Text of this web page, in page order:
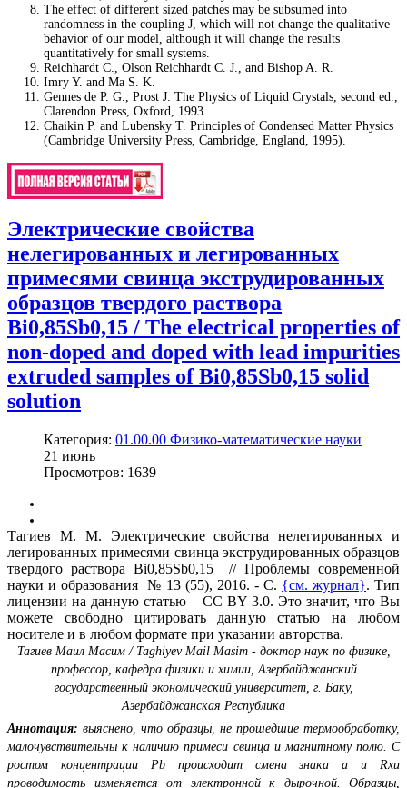
The effect of different sized patches may be subsumed into
randomness in the coupling J, which will not change the qualitative
behavior of our model, although it will change the results
quantitatively for small systems.
Reichhardt C., Olson Reichhardt C. J., and Bishop A. R.
Imry Y. and Ma S. K.
Gennes de P. G., Prost J. The Physics of Liquid Crystals, second ed.,
Clarendon Press, Oxford, 1993.
Chaikin P. and Lubensky T. Principles of Condensed Matter Physics
(Cambridge University Press, Cambridge, England, 1995).
Электрические свойства
нелегированных и легированных
примесями свинца экструдированных
образцов твердого раствора
Bi0,85Sb0,15 / The electrical properties of
non-doped and doped with lead impurities
extruded samples of Bi0,85Sb0,15 solid
solution
Категория: 01.00.00 Физико-математические науки
21 июнь
Просмотров: 1639
Тагиев М. М. Электрические свойства нелегированных и
легированных примесями свинца экструдированных образцов
твердого раствора Bi0,85Sb0,15 // Проблемы современной
науки и образования № 13 (55), 2016. - С. {см. журнал}. Тип
лицензии на данную статью – CC BY 3.0. Это значит, что Вы
можете свободно цитировать данную статью на любом
носителе и в любом формате при указании авторства.
Тагиев Маил Масим / Taghiyev Mail Masim - доктор наук по физике,
профессор, кафедра физики и химии,Азербайджанский
государственный экономический университет, г. Баку,
Азербайджанская Республика
Аннотация: выяснено, что образцы, не прошедшие термообработку,
малочувствительны к наличию примеси свинца и магнитному полю. С
ростом концентрации Pb происходит смена знака a и Rxи
проводимость изменяется от электронной к дырочной. Образцы,